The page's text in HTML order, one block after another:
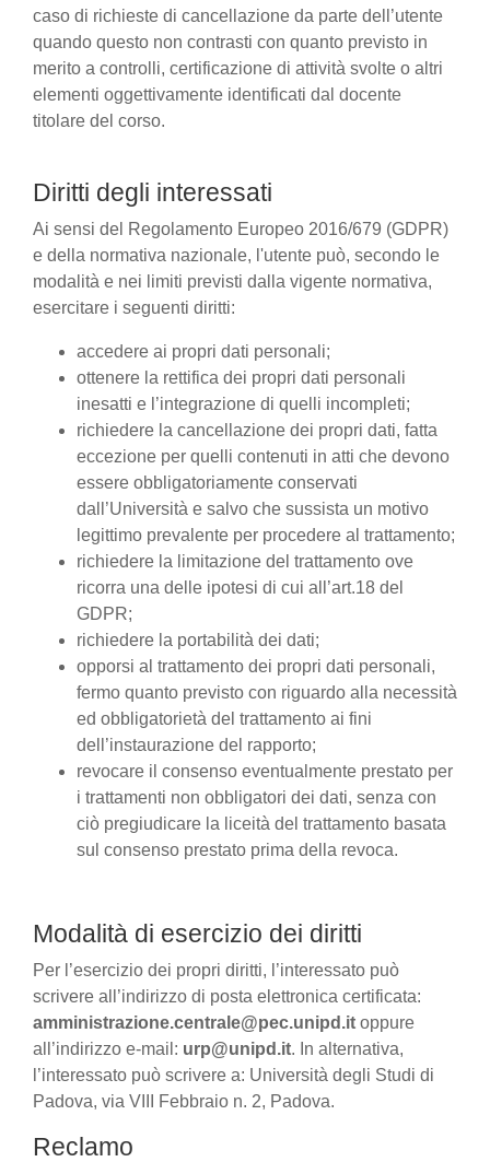
caso di richieste di cancellazione da parte dell’utente
quando questo non contrasti con quanto previsto in
merito a controlli, certificazione di attività svolte o altri
elementi oggettivamente identificati dal docente
titolare del corso.
Diritti degli interessati
Ai sensi del Regolamento Europeo 2016/679 (GDPR)
e della normativa nazionale, l'utente può, secondo le
modalità e nei limiti previsti dalla vigente normativa,
esercitare i seguenti diritti:
accedere ai propri dati personali;
ottenere la rettifica dei propri dati personali
inesatti e l’integrazione di quelli incompleti;
richiedere la cancellazione dei propri dati, fatta
eccezione per quelli contenuti in atti che devono
essere obbligatoriamente conservati
dall’Università e salvo che sussista un motivo
legittimo prevalente per procedere al trattamento;
richiedere la limitazione del trattamento ove
ricorra una delle ipotesi di cui all’art.18 del
GDPR;
richiedere la portabilità dei dati;
opporsi al trattamento dei propri dati personali,
fermo quanto previsto con riguardo alla necessità
ed obbligatorietà del trattamento ai fini
dell’instaurazione del rapporto;
revocare il consenso eventualmente prestato per
i trattamenti non obbligatori dei dati, senza con
ciò pregiudicare la liceità del trattamento basata
sul consenso prestato prima della revoca.
Modalità di esercizio dei diritti
Per l’esercizio dei propri diritti, l’interessato può
scrivere all’indirizzo di posta elettronica certificata:
amministrazione.centrale@pec.unipd.it oppure
all’indirizzo e-mail: urp@unipd.it. In alternativa,
l’interessato può scrivere a: Università degli Studi di
Padova, via VIII Febbraio n. 2, Padova.
Reclamo